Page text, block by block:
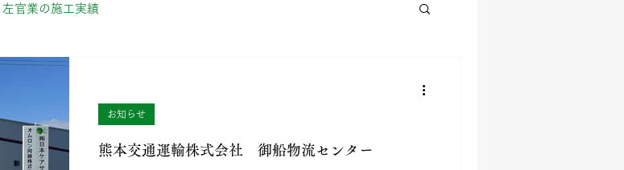
左官業の施工実績
熊本交通運輸株式会社 御船物流センター
お知らせ